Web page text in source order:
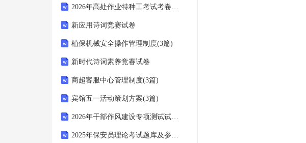
2026年高处作业特种工考试考卷试题
新应用诗词竞赛试卷
植保机械安全操作管理制度(3篇)
新时代诗词素养竞赛试卷
商超客服中心管理制度(3篇)
宾馆五一活动策划方案(3篇)
2026年干部作风建设专项测试试题及答案
2025年保安员理论考试题库及参考答案